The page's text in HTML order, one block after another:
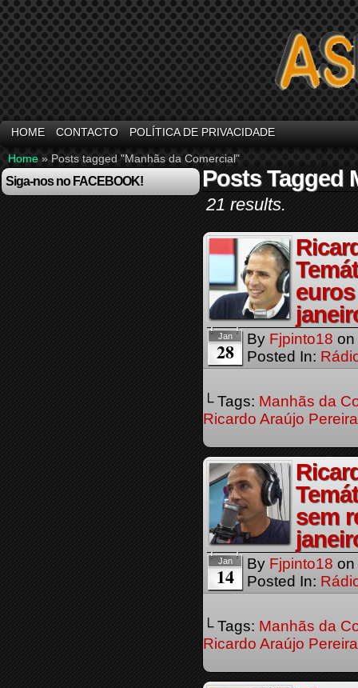
HOME CONTACTO POLÍTICA DE PRIVACIDADE
Home » Posts tagged "Manhãs da Comercial"
Siga-nos no FACEBOOK! Posts Tagged
21 results.
Jan
28 By Fjpinto18 on
Posted In:
└ Tags: Manhãs da
Ricardo Araújo Pereira
sem
Jan
14 By Fjpinto18 on
Posted In:
└ Tags: Manhãs da
Ricardo Araújo Pereira